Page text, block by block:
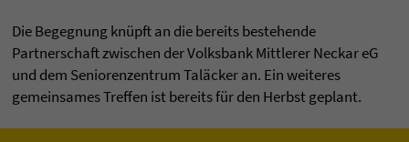
Die Begegnung knüpft an die bereits bestehende
Partnerschaft zwischen der Volksbank Mittlerer Neckar eG
und dem Seniorenzentrum Taläcker an. Ein weiteres
gemeinsames Treffen ist bereits für den Herbst geplant.